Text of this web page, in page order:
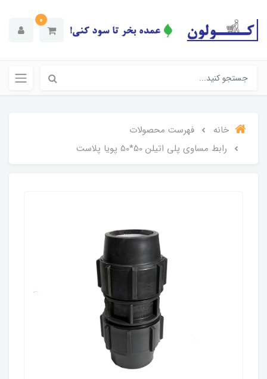
0
خانه
فهرست محصولات
رابط مساوی پلی اتیلن 50*50 پویا پلاست